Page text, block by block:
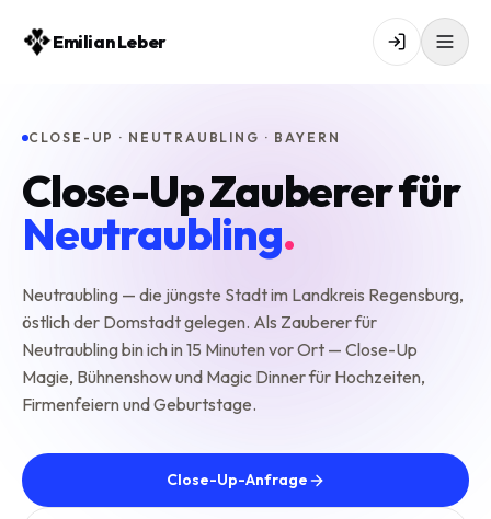
Emilian Leber
CLOSE-UP · NEUTRAUBLING · BAYERN
Close-Up Zauberer für
Neutraubling.
Neutraubling — die jüngste Stadt im Landkreis Regensburg,
östlich der Domstadt gelegen. Als Zauberer für
Neutraubling bin ich in 15 Minuten vor Ort — Close-Up
Magie, Bühnenshow und Magic Dinner für Hochzeiten,
Firmenfeiern und Geburtstage.
Close-Up-Anfrage